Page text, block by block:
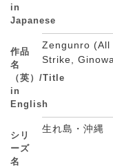
in
Japanese
作品
名
（英）/Title
in
English
Zengunro (All
Strike,
シリ
ーズ
名
生れ島・沖縄